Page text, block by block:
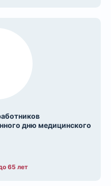
дню медицинского
65 лет